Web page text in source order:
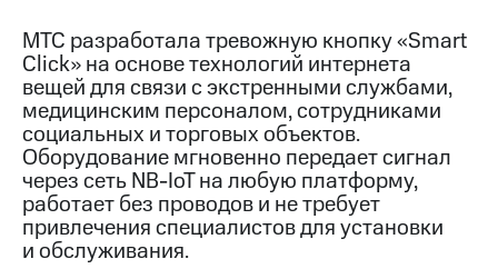
Контакты
Медиа-центр
Пресс-
релизы
МТС
о технологиях
Достижения
МТС разработала тревожную кнопку «Smart
Click» на основе технологий интернета
вещей для связи с экстренными службами,
медицинским персоналом, сотрудниками
социальных и торговых объектов.
Оборудование мгновенно передает сигнал
через сетьNB-IoTна любую платформу,
работает без проводов и не требует
привлечения специалистов для установки
и обслуживания.